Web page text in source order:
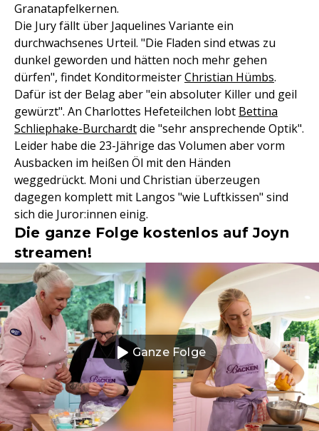
Granatapfelkernen.
Die Jury fällt über Jaquelines Variante ein
durchwachsenes Urteil. "Die Fladen sind etwas zu
dunkel geworden und hätten noch mehr gehen
dürfen", findet KonditormeisterChristian Hümbs.
Dafür ist der Belag aber "ein absoluter Killer und geil
gewürzt". An Charlottes Hefeteilchen lobt Bettina
Schliephake-Burchardtdie "sehr ansprechende Optik".
Leider habe die 23-Jährige das Volumen aber vorm
Ausbacken im heißen Öl mit den Händen
weggedrückt. Moni und Christian überzeugen
dagegen komplett mit Langos "wie Luftkissen" sind
sich die Juror:innen einig.
Die ganze Folge kostenlos auf Joyn
streamen!
Ganze Folge